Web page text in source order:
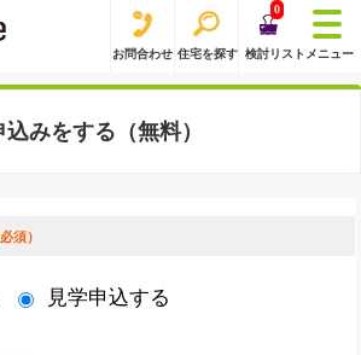
お問合わせ 住宅を探す
0
検討リスト メニュー
みをする（無料）
必須）
見学申込する